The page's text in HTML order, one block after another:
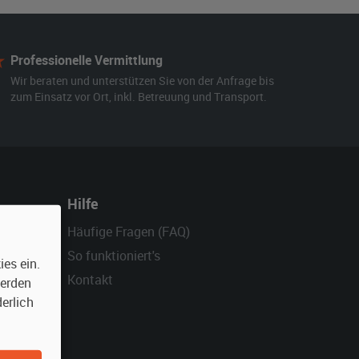
Professionelle Vermittlung
Wir beraten und unterstützen Sie von der Anfrage bis
zum Einsatz vor Ort, inkl. Betreuung und Transport.
Hilfe
Häufige Fragen (FAQ)
So funktioniert's
Kontakt
ein.